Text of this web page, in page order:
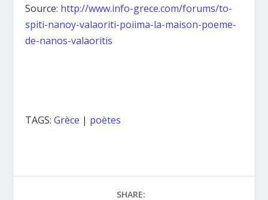
Source: http://www.info-grece.com/forums/to-
spiti-nanoy-valaoriti-poiima-la-maison-poeme-
de-nanos-valaoritis
TAGS:Grèce | poètes
SHARE: